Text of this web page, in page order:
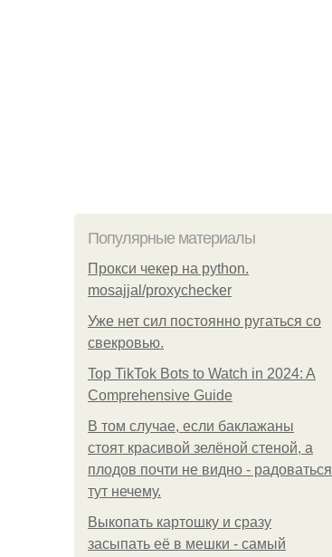
Популярные материалы
Прокси чекер на python.
mosajjal/proxychecker
Уже нет сил постоянно ругаться со
свекровью.
Top TikTok Bots to Watch in 2024: A
Comprehensive Guide
В том случае, если баклажаны
стоят красивой зелёной стеной, а
плодов почти не видно - радоваться
тут нечему.
Выкопать картошку и сразу
засыпать её в мешки - самый